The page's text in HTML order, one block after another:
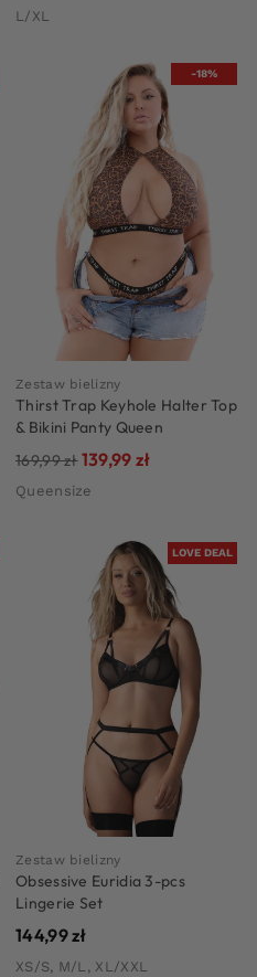
L/XL
-18%
Zestaw bielizny
Thirst Trap Keyhole Halter Top
& Bikini Panty Queen
169,99zł139,99 zł
Queensize
LOVE DEAL
Zestaw bielizny
Obsessive Euridia 3-pcs
Lingerie Set
144,99zł
XS/S, M/L, XL/XXL